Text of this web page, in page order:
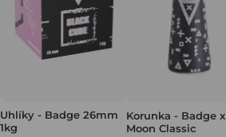
Uhlíky - Badge 26mm
1kg
Korunka - Badge x
Moon Classic